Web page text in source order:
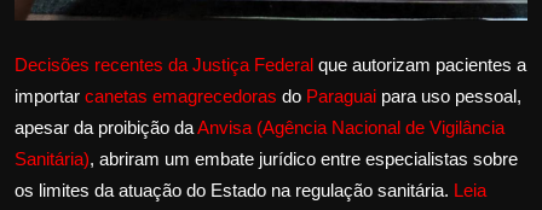
Política
Saúde
Esportes
Fama e TV
Decisões recentes da Justiça Federal que autorizam pacientes a
importar canetas emagrecedoras do Paraguai para uso pessoal,
apesar da proibição daAnvisa (Agência Nacional de Vigilância
Sanitária), abriram um embate jurídico entre especialistas sobre
os limites da atuação do Estado na regulação sanitária. Leia